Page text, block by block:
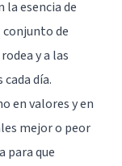
la esencia de
conjunto de
y a las
día.
en valores y en
mejor o peor
para que